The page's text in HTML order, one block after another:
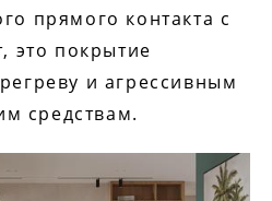
прямого контакта с
это покрытие
и агрессивным
средствам.